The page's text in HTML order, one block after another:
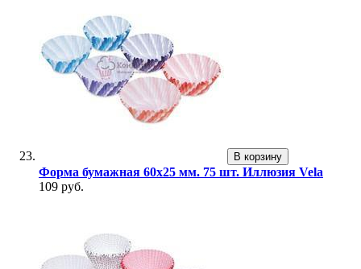
В корзину
Форма бумажная 60х25 мм. 75 шт. Иллюзия Vela
109 руб.